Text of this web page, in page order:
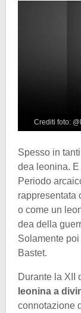
Crediti foto:
Spesso in
dea leonina. E
Periodo
rappresentata
o come un
dea della
Solamente
Bastet.
Durante la XII
leonina a
connotazione